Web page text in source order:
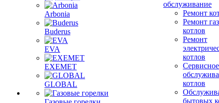
Arbonia
Buderus
EVA
EXEMET
GLOBAL
обслуживание
Ремонт
Ремонт
котлов
Ремонт
котлов
Сервисное
котлов
бытовых